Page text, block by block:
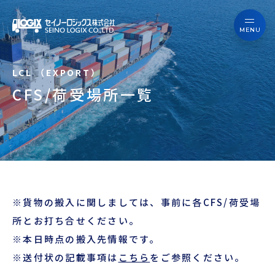
会員ログイン
セイノーロジックスを知る
サービス
事例
お役立ちブログ
よくあるご質問
企業情報
セイノーロジックスを知る
サービス
事例
よくあるご質問
ニュース
CFS/荷受場所一覧
※貨物の搬入に関しましては、事前に各CFS/荷受場
所とお打ち合せください。
※本日時点の搬入先情報です。
※送付状の記載事項は こちら をご参照ください。